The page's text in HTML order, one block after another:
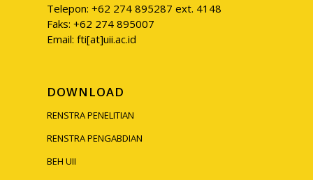
Telepon: +62 274 895287 ext. 4148
Faks: +62 274 895007
Email: fti[at]uii.ac.id
DOWNLOAD
RENSTRA PENELITIAN
RENSTRA PENGABDIAN
BEH UII